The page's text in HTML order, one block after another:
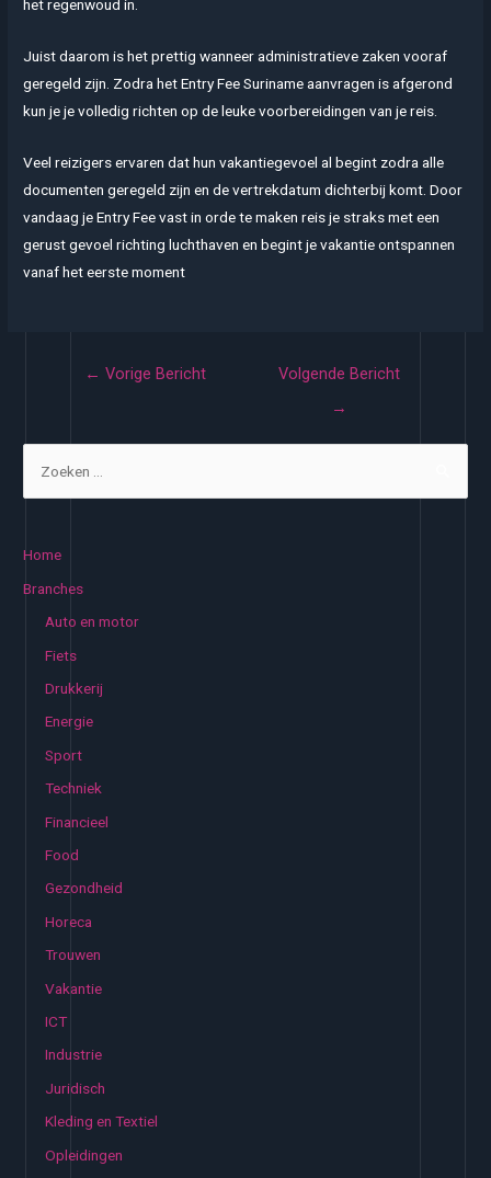
het regenwoud in.
Juist daarom is het prettig wanneer administratieve zaken vooraf
geregeld zijn. Zodra het Entry Fee Suriname aanvragen is afgerond
kun je je volledig richten op de leuke voorbereidingen van je reis.
Veel reizigers ervaren dat hun vakantiegevoel al begint zodra alle
documenten geregeld zijn en de vertrekdatum dichterbij komt. Door
vandaag je Entry Fee vast in orde te maken reis je straks met een
gerust gevoel richting luchthaven en begint je vakantie ontspannen
vanaf het eerste moment
← Vorige Bericht
Volgende Bericht
→
Home
Branches
Auto en motor
Fiets
Drukkerij
Energie
Sport
Techniek
Financieel
Food
Gezondheid
Horeca
Trouwen
Vakantie
ICT
Industrie
Juridisch
Kleding en Textiel
Opleidingen